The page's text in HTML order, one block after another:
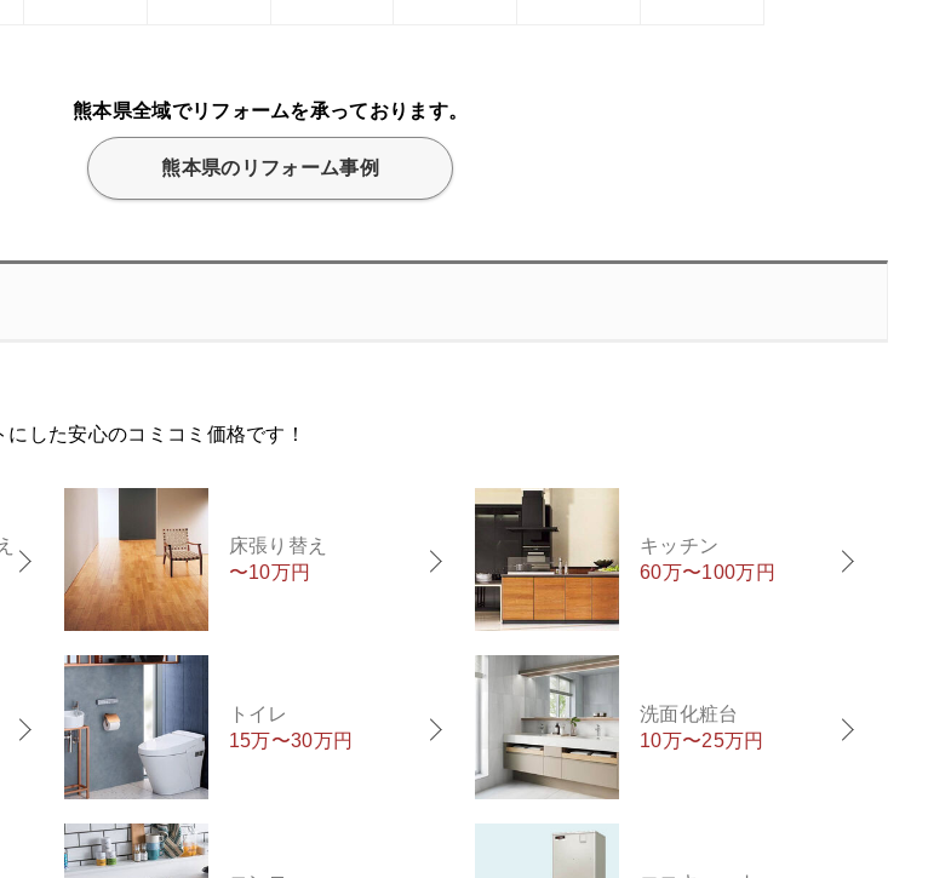
熊本県全域でリフォームを承っております。
熊本県のリフォーム事例
した安心のコミコミ価格です！
床張り替え
〜10万円
キッチン
60万〜100万円
トイレ
15万〜30万円
洗面化粧台
10万〜25万円